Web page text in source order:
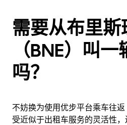
需要从布里斯
（BNE）叫
吗？
不妨换为使用优步平台乘车往
受近似于出租车服务的灵活性